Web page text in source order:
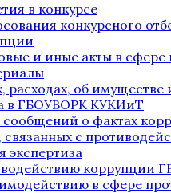
в конкурсе
конкурсного
и иные акты в сфере
расходах, об
в ГБОУВОРК КУКИиТ
сообщений о фактах
с
экспертиза
коррупции
в сфере